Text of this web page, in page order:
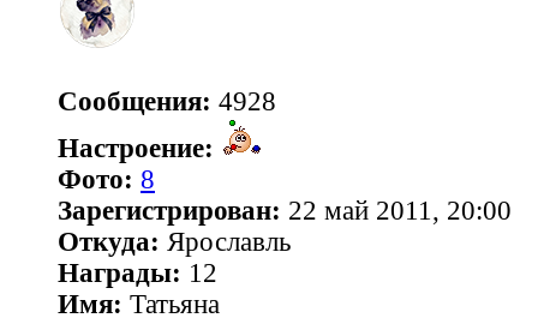
Сообщения: 4928
Настроение:
Фото: 8
Зарегистрирован: 22 май 2011, 20:00
Откуда: Ярославль
Награды: 12
Имя: Татьяна